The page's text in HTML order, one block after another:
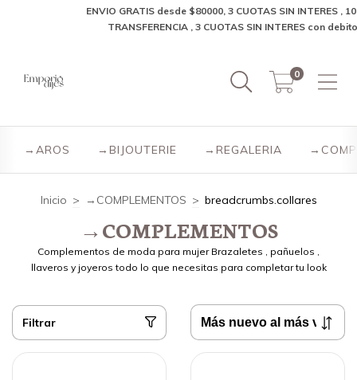
ENVIO GRATIS desde $80000, 3 CUOTAS SIN INTERES , 10% OFF
TRANSFERENCIA , 3 CUOTAS SIN INTERES con debito✨
0
→AROS →BIJOUTERIE →REGALERIA
Inicio > →COMPLEMENTOS > breadcrumbs.collares
→COMPLEMENTOS
Complementos de moda para mujer Brazaletes , pañuelos ,
llaveros y joyeros todo lo que necesitas para completar tu look
Filtrar